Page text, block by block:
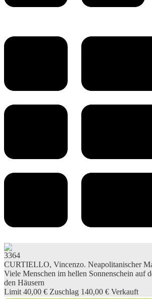
3364
CURTIELLO, Vincenzo. Neapolitanischer
Viele Menschen im hellen Sonnenschein auf
den Häusern
Limit 40,00 € Zuschlag 140,00 € Verkauft